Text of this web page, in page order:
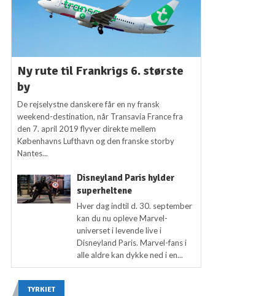
Ny rute til Frankrigs 6. største
by
De rejselystne danskere får en ny fransk
weekend-destination, når Transavia France fra
den 7. april 2019 flyver direkte mellem
Københavns Lufthavn og den franske storby
Nantes...
Disneyland Paris hylder
superheltene
Hver dag indtil d. 30. september
kan du nu opleve Marvel-
universet i levende live i
Disneyland Paris. Marvel-fans i
alle aldre kan dykke ned i en...
TYRKIET